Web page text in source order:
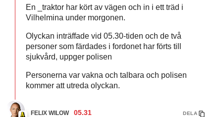
En _traktor har kört av vägen och in i ett träd i
Vilhelmina under morgonen.
Olyckan inträffade vid 05.30-tiden och de två
personer som färdades i fordonet har förts till
sjukvård, uppger polisen
Personerna var vakna och talbara och polisen
kommer att utreda olyckan.
FELIX WILOW 05.31 DELA